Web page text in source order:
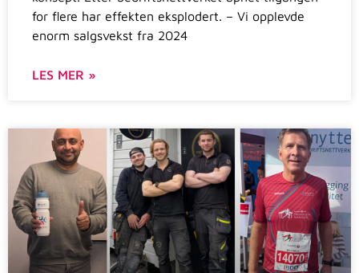
for flere har effekten eksplodert. – Vi opplevde
enorm salgsvekst fra 2024
LES MER »